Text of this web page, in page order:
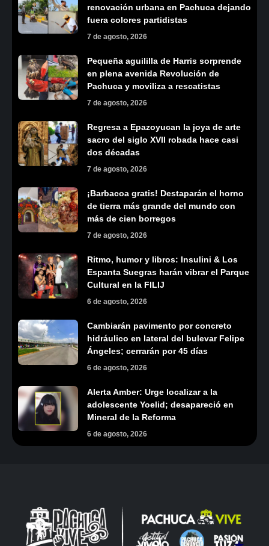
renovación urbana en Pachuca dejando
fuera colores partidistas
7 de agosto, 2026
Pequeña aguililla de Harris sorprende
en plena avenida Revolución de
Pachuca y moviliza a rescatistas
7 de agosto, 2026
Regresa a Epazoyucan la joya de arte
sacro del siglo XVII robada hace casi
dos décadas
7 de agosto, 2026
¡Barbacoa gratis! Destaparán el horno
de tierra más grande del mundo con
más de cien borregos
7 de agosto, 2026
Ritmo, humor y libros: Insulini & Los
Espanta Suegras harán vibrar el Parque
Cultural en la FILIJ
6 de agosto, 2026
Cambiarán pavimento por concreto
hidráulico en lateral del bulevar Felipe
Ángeles; cerrarán por 45 días
6 de agosto, 2026
Alerta Amber: Urge localizar a la
adolescente Yoelid; desapareció en
Mineral de la Reforma
6 de agosto, 2026